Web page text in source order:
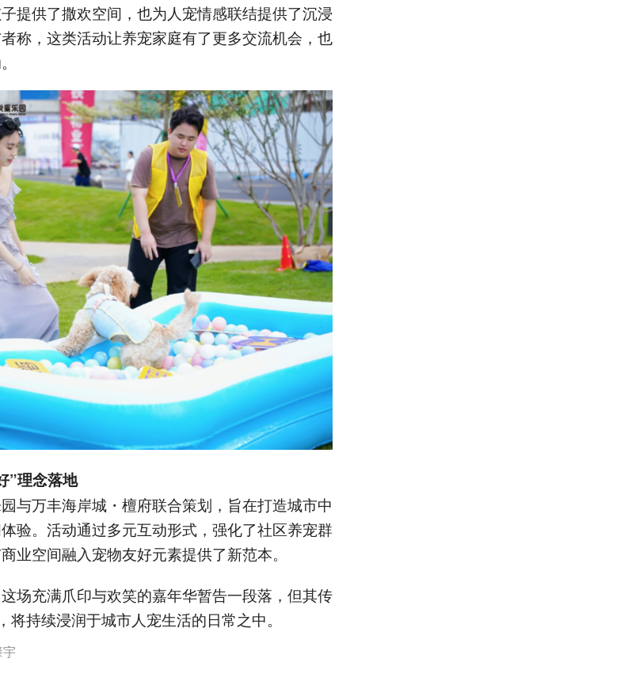
提供了撒欢空间，也为人宠情感联结提供了沉浸
称，这类活动让养宠家庭有了更多交流机会，也
”理念落地
与万丰海岸城・檀府联合策划，旨在打造城市中
验。活动通过多元互动形式，强化了社区养宠群
业空间融入宠物友好元素提供了新范本。
场充满爪印与欢笑的嘉年华暂告一段落，但其传
将持续浸润于城市人宠生活的日常之中。